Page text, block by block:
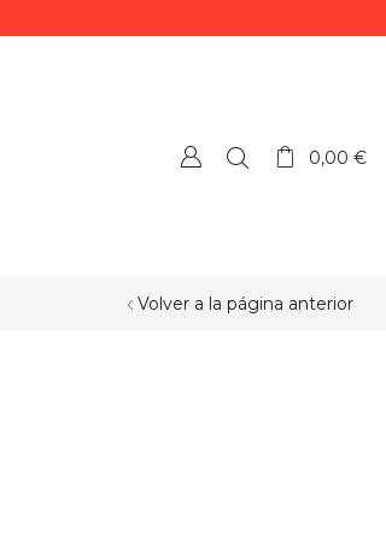
0,00€
Volver a la página anterior